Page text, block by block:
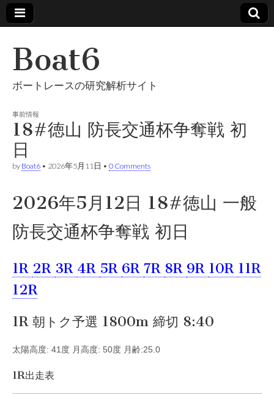
Boat6
ボートレースの研究解析サイト
事前情報
18#徳山 防長交通杯争奪戦 初
日
by Boat6 • 2026年5月11日 • 0 Comments
2026年5月12日 18#徳山 一般
防長交通杯争奪戦 初日
1R 2R 3R 4R 5R 6R 7R 8R 9R 10R 11R
12R
1R 朝トク予選 1800m 締切 8:40
太陽高度: 41度 月高度: 50度 月齢:25.0
1R出走表